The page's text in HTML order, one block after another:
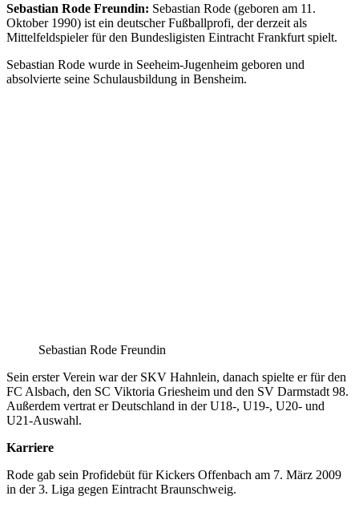
Sebastian Rode Freundin: Sebastian Rode (geboren am 11.
Oktober 1990) ist ein deutscher Fußballprofi, der derzeit als
Mittelfeldspieler für den Bundesligisten Eintracht Frankfurt spielt.
Sebastian Rode wurde in Seeheim-Jugenheim geboren und
absolvierte seine Schulausbildung in Bensheim.
Sebastian Rode Freundin
Sein erster Verein war der SKV Hahnlein, danach spielte er für den
FC Alsbach, den SC Viktoria Griesheim und den SV Darmstadt 98.
Außerdem vertrat er Deutschland in der U18-, U19-, U20- und
U21-Auswahl.
Karriere
Rode gab sein Profidebüt für Kickers Offenbach am 7. März 2009
in der 3. Liga gegen Eintracht Braunschweig.